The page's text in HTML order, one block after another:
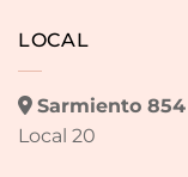
LOCAL
Sarmiento 854
Local 20